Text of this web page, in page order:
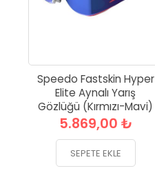
Speedo Fastskin Hyper
Elite Aynalı Yarış
Gözlüğü (Kırmızı-Mavi)
5.869,00 ₺
SEPETE EKLE